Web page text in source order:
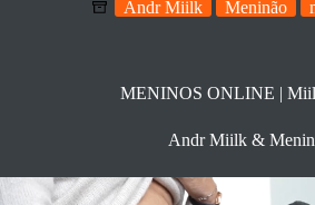
Andr Miilk
Meninão
MENINOS ONLINE |
Andr Miilk &